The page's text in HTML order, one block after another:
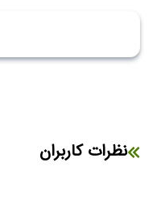
نظرات کاربران